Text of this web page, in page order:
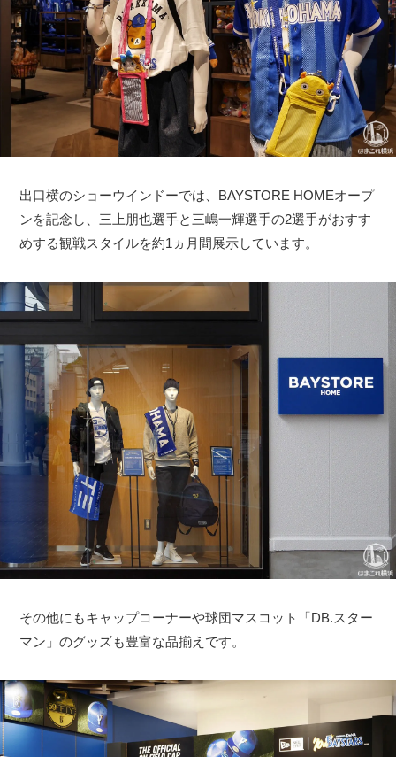
出口横のショーウインドーでは、BAYSTORE HOMEオープ
ンを記念し、三上朋也選手と三嶋一輝選手の2選手がおすす
めする観戦スタイルを約1ヵ月間展示しています。
その他にもキャップコーナーや球団マスコット「DB.スター
マン」のグッズも豊富な品揃えです。